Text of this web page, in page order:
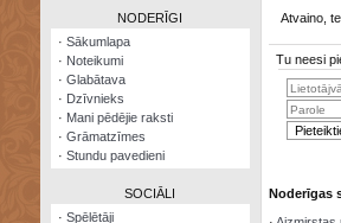
Visatcera
almanahs
NODERĪGI
· Sākumlapa
· Noteikumi
· Glabātava
· Dzīvnieks
· Mani pēdējie raksti
· Grāmatzīmes
· Stundu pavedieni
SOCIĀLI
· Spēlētāji
Atvaino,
Tu neesi
Noderīgas